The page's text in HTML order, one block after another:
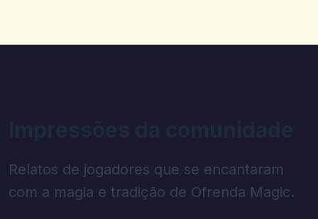
Relatos de jogadores que se encantaram
com a magia e tradição de Ofrenda Magic.